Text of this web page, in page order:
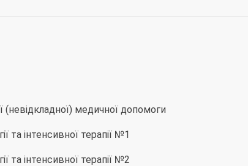
(невідкладної) медичної допомоги
та інтенсивної терапії №1
та інтенсивної терапії №2